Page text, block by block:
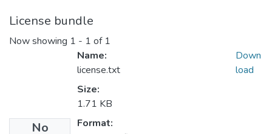
License bundle
Now showing 1 - 1 of 1
No
Name:
license.txt
Size:
1.71 KB
Format:
Down
load